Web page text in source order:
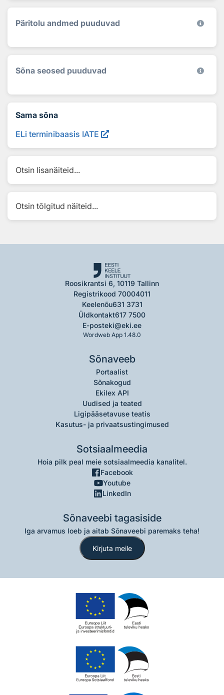
Päritolu andmed puuduvad
Sõna seosed puuduvad
Sama sõna
ELi terminibaasis IATE
Otsin lisanäiteid...
Otsin tõlgitud näiteid...
Roosikrantsi 6, 10119 Tallinn
Registrikood 70004011
Keelenõu631 3731
Üldkontakt617 7500
E-posteki@eki.ee
Wordweb App 1.48.0
Sõnaveeb
Portaalist
Sõnakogud
Ekilex API
Uudised ja teated
Ligipääsetavuse teatis
Kasutus- ja privaatsustingimused
Sotsiaalmeedia
Hoia pilk peal meie sotsiaalmeedia kanalitel.
Facebook
Youtube
LinkedIn
Sõnaveebi tagasiside
Iga arvamus loeb ja aitab Sõnaveebi paremaks teha!
Kirjuta meile